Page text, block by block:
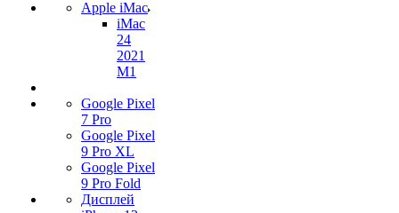
Apple iMac
iMac
24
2021
M1
Google Pixel
7 Pro
Google Pixel
9 Pro XL
Google Pixel
9 Pro Fold
Дисплей